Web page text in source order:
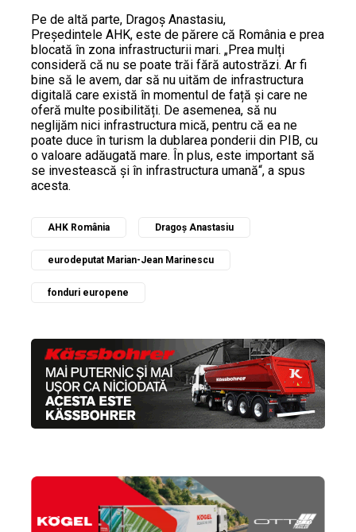
Pe de altă parte, Dragoș Anastasiu,
Președintele AHK, este de părere că România e prea
blocată în zona infrastructurii mari. „Prea mulți
consideră că nu se poate trăi fără autostrăzi. Ar fi
bine să le avem, dar să nu uităm de infrastructura
digitală care există în momentul de față și care ne
oferă multe posibilități. De asemenea, să nu
neglijăm nici infrastructura mică, pentru că ea ne
poate duce în turism la dublarea ponderii din PIB, cu
o valoare adăugată mare. În plus, este important să
se investească și în infrastructura umană“, a spus
acesta.
AHK România Dragoș Anastasiu
eurodeputat Marian-Jean Marinescu
fonduri europene